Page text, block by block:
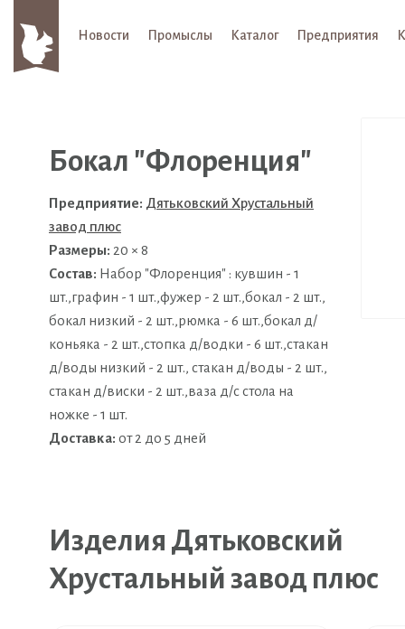
Новости Промыслы Каталог Предприятия
Бокал "Флоренция"
Предприятие: Дятьковский Хрустальный
завод плюс
Размеры: 20 × 8
Состав: Набор "Флоренция" : кувшин - 1
шт.,графин - 1 шт.,фужер - 2 шт.,бокал - 2 шт.,
бокал низкий - 2 шт.,рюмка - 6 шт.,бокал д/
коньяка - 2 шт.,стопка д/водки - 6 шт.,стакан
д/воды низкий - 2 шт., стакан д/воды - 2 шт.,
стакан д/виски - 2 шт.,ваза д/с стола на
ножке - 1 шт.
Доставка: от 2 до 5 дней
Изделия Дятьковский
Хрустальный завод плюс